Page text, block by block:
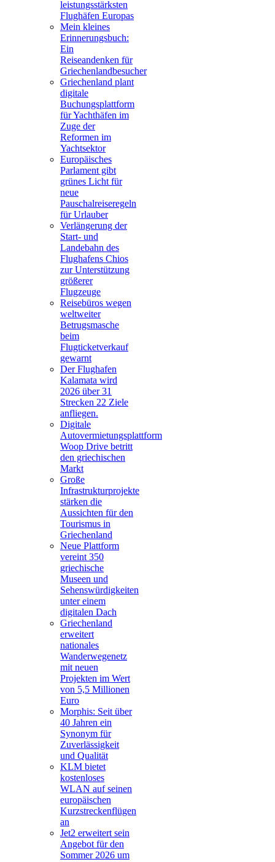
leistungsstärksten
Flughäfen Europas
Mein kleines
Erinnerungsbuch:
Ein
Reiseandenken für
Griechenlandbesucher
Griechenland plant
digitale
Buchungsplattform
für Yachthäfen im
Zuge der
Reformen im
Yachtsektor
Europäisches
Parlament gibt
grünes Licht für
neue
Pauschalreiseregeln
für Urlauber
Verlängerung der
Start- und
Landebahn des
Flughafens Chios
zur Unterstützung
größerer
Flugzeuge
Reisebüros wegen
weltweiter
Betrugsmasche
beim
Flugticketverkauf
gewarnt
Der Flughafen
Kalamata wird
2026 über 31
Strecken 22 Ziele
anfliegen.
Digitale
Autovermietungsplattform
Woop Drive betritt
den griechischen
Markt
Große
Infrastrukturprojekte
stärken die
Aussichten für den
Tourismus in
Griechenland
Neue Plattform
vereint 350
griechische
Museen und
Sehenswürdigkeiten
unter einem
digitalen Dach
Griechenland
erweitert
nationales
Wanderwegenetz
mit neuen
Projekten im Wert
von 5,5 Millionen
Euro
Morphis: Seit über
40 Jahren ein
Synonym für
Zuverlässigkeit
und Qualität
KLM bietet
kostenloses
WLAN auf seinen
europäischen
Kurzstreckenflügen
an
Jet2 erweitert sein
Angebot für den
Sommer 2026 um